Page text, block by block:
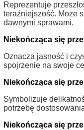
Reprezentuje
teraźniejszość. Może
dawnymi sprawami.
Niekończąca się
Oznacza jasność i
spojrzenie na swoje
Niekończąca się
Symbolizuje
potrzebę
Niekończąca się